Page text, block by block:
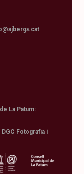
La Patum:
Fotografia i